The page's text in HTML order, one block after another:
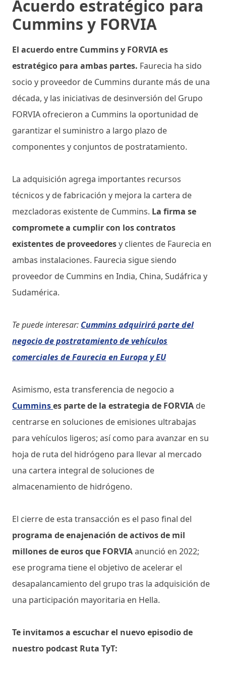
Acuerdo estratégico para
Cummins y FORVIA
El acuerdo entre Cummins y FORVIA es
estratégico para ambas partes. Faurecia ha sido
socio y proveedor de Cummins durante más de una
década, y las iniciativas de desinversión del Grupo
FORVIA ofrecieron a Cummins la oportunidad de
garantizar el suministro a largo plazo de
componentes y conjuntos de postratamiento.
La adquisición agrega importantes recursos
técnicos y de fabricación y mejora la cartera de
mezcladoras existente de Cummins. La firma se
compromete a cumplir con los contratos
existentes de proveedoresy clientes de Faurecia en
ambas instalaciones. Faurecia sigue siendo
proveedor de Cummins en India, China, Sudáfrica y
Sudamérica.
Te puede interesar: Cummins adquirirá parte del
negocio de postratamiento de vehículos
comerciales de Faurecia en Europa y EU
Asimismo, esta transferencia de negocio a
Cumminses parte de la estrategia de FORVIA de
centrarse en soluciones de emisiones ultrabajas
para vehículos ligeros; así como para avanzar en su
hoja de ruta del hidrógeno para llevar al mercado
una cartera integral de soluciones de
almacenamiento de hidrógeno.
El cierre de esta transacción es el paso final del
programa de enajenación de activos de mil
millones de euros que FORVIAanunció en 2022;
ese programa tiene el objetivo de acelerar el
desapalancamiento del grupo tras la adquisición de
una participación mayoritaria en Hella.
Te invitamos a escuchar el nuevo episodio de
nuestro podcast Ruta TyT: